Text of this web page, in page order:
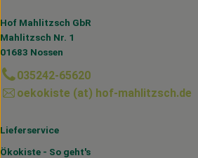
Hof Mahlitzsch GbR
Mahlitzsch Nr. 1
01683 Nossen
035242-65620
oekokiste (at) hof-mahlitzsch.de
Lieferservice
Ökokiste - So geht's